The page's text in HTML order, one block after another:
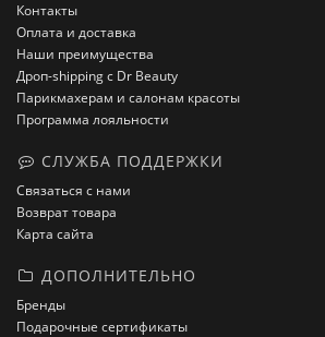
Контакты
Оплата и доставка
Наши преимущества
Дроп-shipping с Dr Beauty
Парикмахерам и салонам красоты
Программа лояльности
СЛУЖБА ПОДДЕРЖКИ
Связаться с нами
Возврат товара
Карта сайта
ДОПОЛНИТЕЛЬНО
Бренды
Подарочные сертификаты